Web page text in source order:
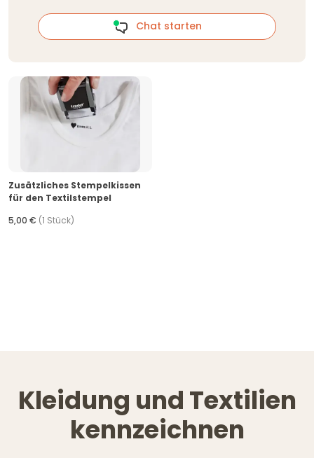
Chat starten
Zusätzliches Stempelkissen
für den Textilstempel
5,00 € (1 Stück)
Kleidung und Textilien
kennzeichnen